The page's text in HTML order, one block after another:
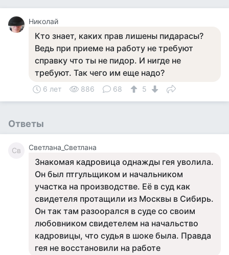
Николай
Кто знает, каких прав лишены пидарасы?
Ведь при приеме на работу не требуют
справку что ты не пидор. И нигде не
требуют. Так чего им еще надо?
6 лет 886 68 5
Ответы
Св Светлана_Светлана
Знакомая кадровица однажды гея уволила.
Он был птгульщиком и начальником
участка на производстве. Её в суд как
свидетеля протащили из Москвы в Сибирь.
Он так там разоорался в суде со своим
любовником свидетелем на начальство
кадровицы, что судья в шоке была. Правда
гея не восстановили на работе